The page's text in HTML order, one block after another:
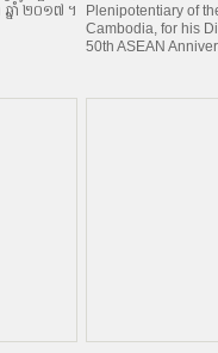
ឆ្នាំ ២០១៧ ។
Plenipotentiary of
Cambodia, for his
50th ASEAN